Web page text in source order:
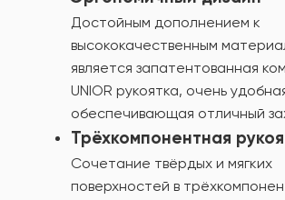
Достойным дополнением к
высококачественным
является запатентованная
UNIOR рукоятка, очень
обеспечивающая отличный
Трёхкомпонентная
Сочетание твёрдых и мягких
поверхностей в